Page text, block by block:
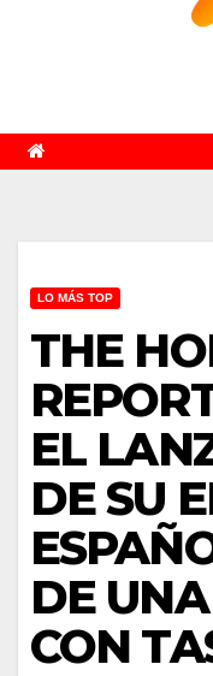
LO MÁS TOP
THE
EL
DE SU
DE
CON